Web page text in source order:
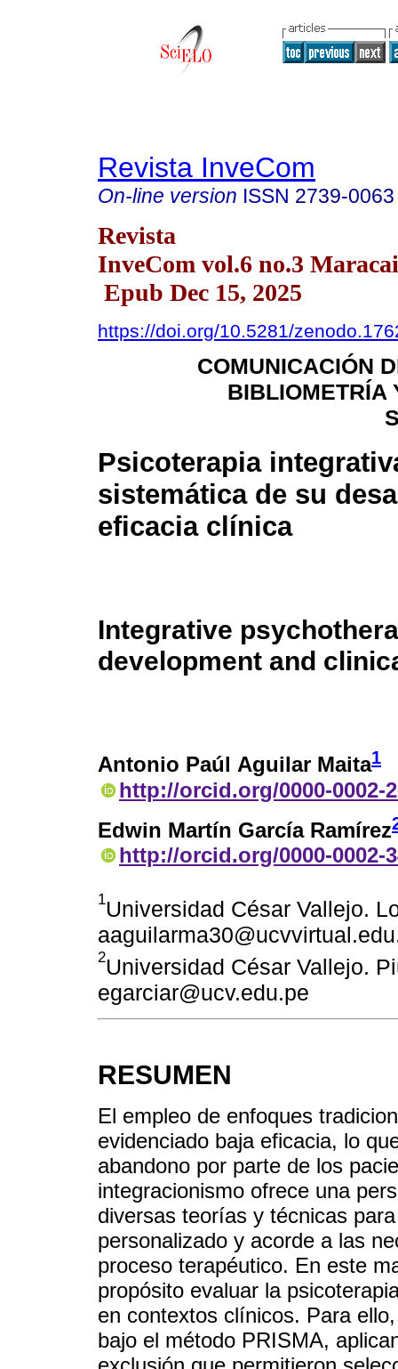
Revista InveCom
On-line version ISSN 2739-0063
Revista
InveCom vol.6 no.3
Epub Dec 15, 2025
https://doi.org/10.5281/
COMUNICACIÓN
BIBLIOMETRÍA
Psicoterapia
sistemática de su
eficacia clínica
Integrative
development and
Antonio Paúl Aguilar Maita1
http://orcid.org/0000-0002-
Edwin Martín García Ramírez
http://orcid.org/0000-0002-
1Universidad César Vallejo.
2Universidad César Vallejo.
egarciar@ucv.edu.pe
RESUMEN
El empleo de enfoques
evidenciado baja eficacia, lo
abandono por parte de los
integracionismo ofrece una
diversas teorías y técnicas
personalizado y acorde a las
proceso terapéutico. En este
propósito evaluar la
en contextos clínicos. Para
bajo el método PRISMA,